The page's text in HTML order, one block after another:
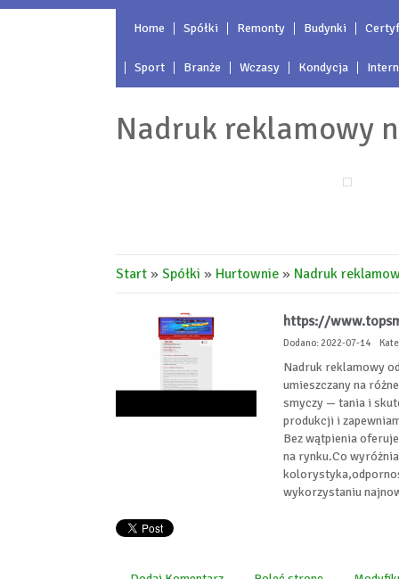
Home Spółki Remonty Budynki
Sport Branże Wczasy Kondycja
Nadruk reklamowy
Start » Spółki » Hurtownie » Nadruk
https://
Dodano: 2022-07-14
Nadruk reklamowy
umieszczany na
smyczy — tania i
produkcji i
Bez wątpienia
na rynku.Co
wykorzystaniu